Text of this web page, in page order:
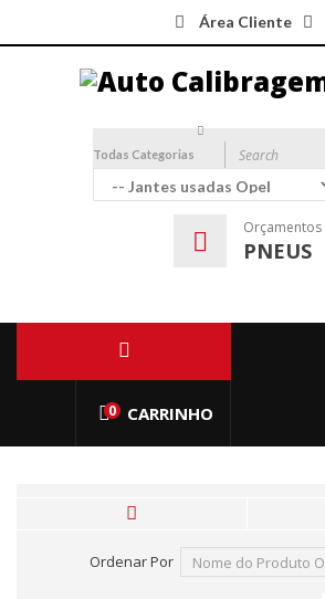
Área Cliente
Todas Categorias
Orçamentos
PNEUS
0 CARRINHO
Ordenar Por Nome do Produto